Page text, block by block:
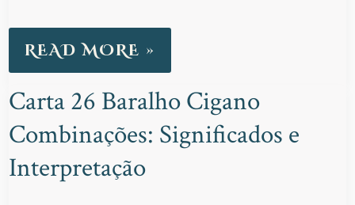
READ MORE »
Carta 26 Baralho Cigano
Combinações: Significados e
Interpretação
CARTA
26
BARALHO
CIGANO